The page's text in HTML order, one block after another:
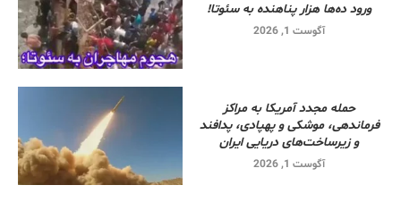
ورود ده‌ها هزار پناهنده به سئوتا!
آگوست 1, 2026
حمله مجدد آمریکا به مراکز
فرماندهی، موشکی و پهپادی، پدافند
و زیرساخت‌های دریایی ایران
آگوست 1, 2026